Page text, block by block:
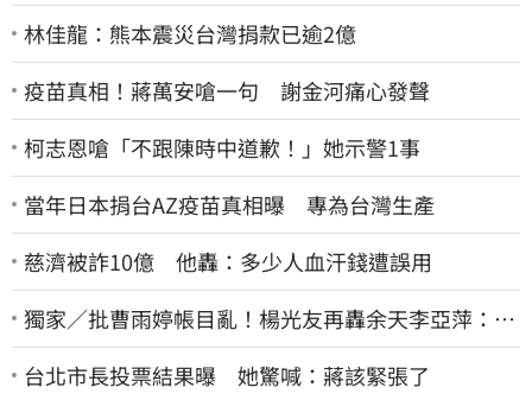
林佳龍：熊本震災台灣捐款已逾2億
疫苗真相！蔣萬安嗆一句 謝金河痛心發聲
柯志恩嗆「不跟陳時中道歉！」她示警1事
當年日本捐台AZ疫苗真相曝 專為台灣生產
慈濟被詐10億 他轟：多少人血汗錢遭誤用
獨家／批曹雨婷帳目亂！楊光友再轟余天李亞萍：他
們工會跟演藝圈沒關
台北市長投票結果曝 她驚喊：蔣該緊張了